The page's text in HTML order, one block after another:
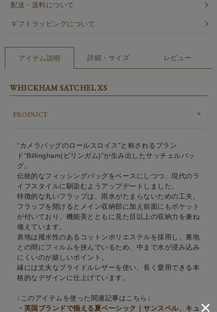
配送・送料について
ギフトラッピングについて
アイテム説明 詳細・サイズ レビュー
WHICKHAM SATCHEL XS
PRODUCT
“カメラバッグのロールスロイス”と称されるブラン
ド“Billingham(ビリンガム)”が生み出したサッチェルバッ
グ。
伝統的なフィッシングバッグをベースにしつつ、現代のラ
イフスタイルに馴染むようアップデートしました。
特徴的な丸いフラップは、雨水がたまらないための工夫。
フラップを開けるとメイン収納部に加え前面にもポケット
が付いており、機能美とともに見た目以上の収納力を兼ね
備えています。
表地は撥水性のあるコットンポリエステルを採用し、裏地
との間にフィルムを挟んでいるため、中まで水が浸み込み
にくいのが嬉しいポイント。
縁には丈夫なブライドルレザーを使い、長く愛用できる本
格的なデザインに仕上げています。
↓このアイテムを使った関連記事はこちら↓
・英国ブランドで揃える夏ベーシック｜サンスペル、キュ